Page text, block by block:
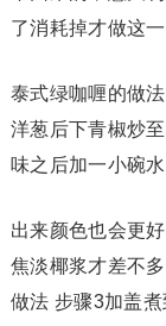
了消耗掉才做这一
泰式绿咖喱的做
洋葱后下青椒炒
味之后加一小碗
出来颜色也会更
焦淡椰浆才差不
做法 步骤3加盖